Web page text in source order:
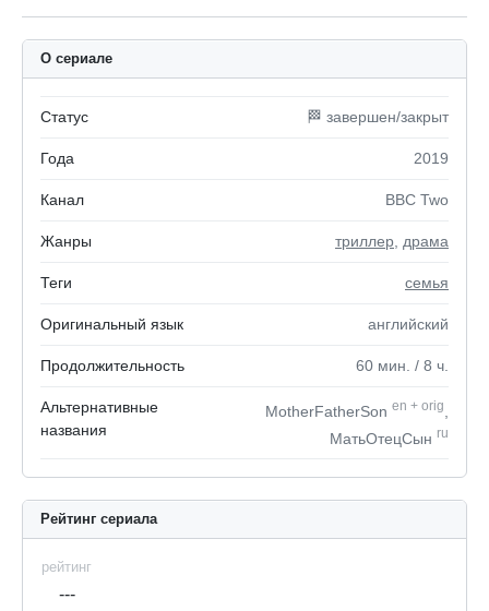
О сериале
Статус 🏁 завершен/закрыт
Года 2019
Канал BBC Two
Жанры триллер драма
Теги семья
Оригинальный язык английский
Продолжительность 60 мин. / 8 ч.
Альтернативные
названия
MotherFatherSon en + orig
МатьОтецСын ru
Рейтинг сериала
рейтинг
---